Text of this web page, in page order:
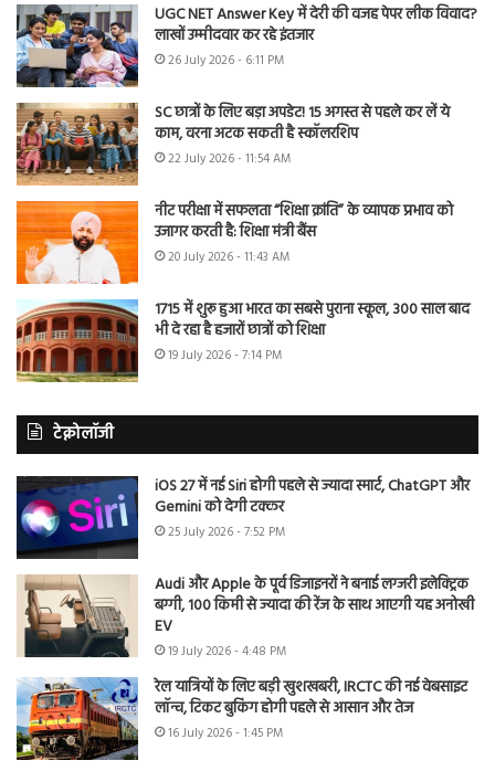
UGC NET Answer Key में देरी की वजह पेपर लीक विवाद?
लाखों उम्मीदवार कर रहे इंतजार
26 July 2026 - 6:11 PM
SC छात्रों के लिए बड़ा अपडेट! 15 अगस्त से पहले कर लें ये
काम, वरना अटक सकती है स्कॉलरशिप
22 July 2026 - 11:54 AM
नीट परीक्षा में सफलता “शिक्षा क्रांति” के व्यापक प्रभाव को
उजागर करती है: शिक्षा मंत्री बैंस
20 July 2026 - 11:43 AM
1715 में शुरू हुआ भारत का सबसे पुराना स्कूल, 300 साल बाद
भी दे रहा है हजारों छात्रों को शिक्षा
19 July 2026 - 7:14 PM
टेक्नोलॉजी
iOS 27 में नई Siri होगी पहले से ज्यादा स्मार्ट, ChatGPT और
Gemini को देगी टक्कर
25 July 2026 - 7:52 PM
Audi और Apple के पूर्व डिजाइनरों ने बनाई लग्जरी इलेक्ट्रिक
बग्गी, 100 किमी से ज्यादा की रेंज के साथ आएगी यह अनोखी
EV
19 July 2026 - 4:48 PM
रेल यात्रियों के लिए बड़ी खुशखबरी, IRCTC की नई वेबसाइट
लॉन्च, टिकट बुकिंग होगी पहले से आसान और तेज
16 July 2026 - 1:45 PM